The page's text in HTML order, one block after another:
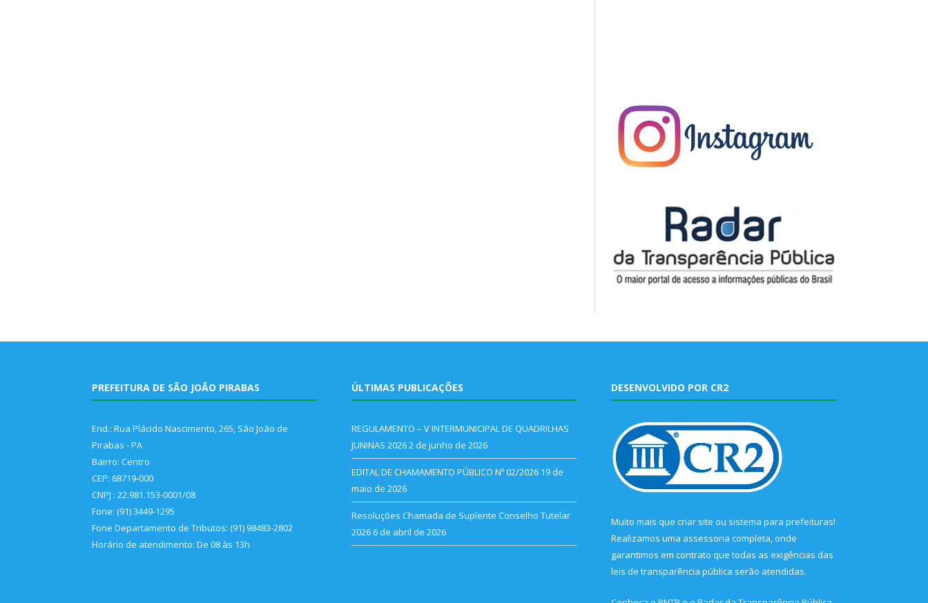
PREFEITURA DE SÃO JOÃO PIRABAS
End.: Rua Plácido Nascimento, 265, São João de
Pirabas - PA
Bairro: Centro
CEP: 68719-000
CNPJ : 22.981.153-0001/08
Fone: (91) 3449-1295
Fone Departamento de Tributos: (91) 98483-2802
Horário de atendimento: De 08 às 13h
ÚLTIMAS PUBLICAÇÕES
REGULAMENTO – V INTERMUNICIPAL DE QUADRILHAS
JUNINAS 20262 de junho de 2026
EDITAL DE CHAMAMENTO PÚBLICO Nº 02/2026 19 de
maio de 2026
Resoluções Chamada de Suplente Conselho Tutelar
2026 6 de abril de 2026
DESENVOLVIDO POR CR2
Muito mais que criar site ou sistema para prefeituras!
Realizamos uma assessoria completa, onde
garantimos em contrato que todas as exigências das
leis de transparência pública serão atendidas.